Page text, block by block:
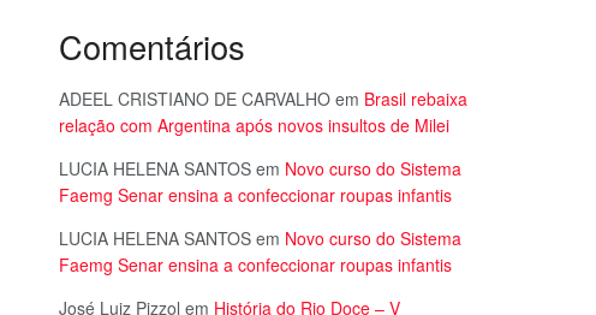
Comentários
ADEEL CRISTIANO DE CARVALHO em Brasil rebaixa
relação com Argentina após novos insultos de Milei
LUCIA HELENA SANTOS em Novo curso do Sistema
Faemg Senar ensina a confeccionar roupas infantis
LUCIA HELENA SANTOS em Novo curso do Sistema
Faemg Senar ensina a confeccionar roupas infantis
José Luiz Pizzol em História do Rio Doce – V